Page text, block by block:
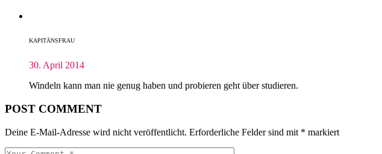
KAPITÄNSFRAU
30. April 2014
Windeln kann man nie genug haben und probieren geht über studieren.
POST COMMENT
Deine E-Mail-Adresse wird nicht veröffentlicht. Erforderliche Felder sind mit * markiert